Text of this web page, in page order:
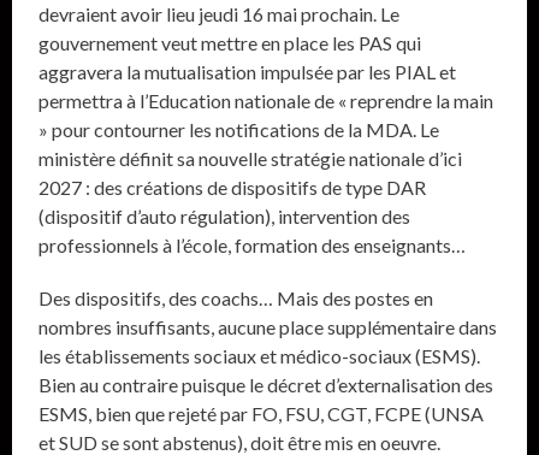
devraient avoir lieu jeudi 16 mai prochain. Le
gouvernement veut mettre en place les PAS qui
aggravera la mutualisation impulsée par les PIAL et
permettra à l’Education nationale de « reprendre la main
» pour contourner les notifications de la MDA. Le
ministère définit sa nouvelle stratégie nationale d’ici
2027 : des créations de dispositifs de type DAR
(dispositif d’auto régulation), intervention des
professionnels à l’école, formation des enseignants…
Des dispositifs, des coachs… Mais des postes en
nombres insuffisants, aucune place supplémentaire dans
les établissements sociaux et médico-sociaux (ESMS).
Bien au contraire puisque le décret d’externalisation des
ESMS, bien que rejeté par FO, FSU, CGT, FCPE (UNSA
et SUD se sont abstenus), doit être mis en oeuvre.